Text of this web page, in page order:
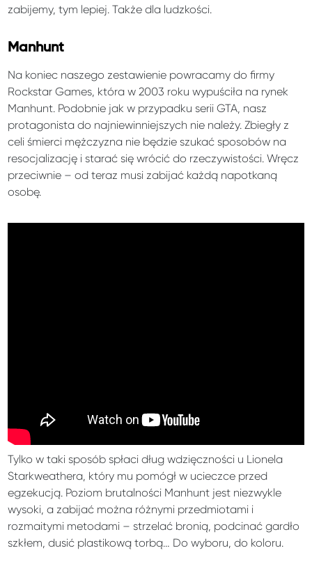
zabijemy, tym lepiej. Także dla ludzkości.
Manhunt
Na koniec naszego zestawienie powracamy do firmy
Rockstar Games, która w 2003 roku wypuściła na rynek
Manhunt. Podobnie jak w przypadku serii GTA, nasz
protagonista do najniewinniejszych nie należy. Zbiegły z
celi śmierci mężczyzna nie będzie szukać sposobów na
resocjalizację i starać się wrócić do rzeczywistości. Wręcz
przeciwnie – od teraz musi zabijać każdą napotkaną
osobę.
Tylko w taki sposób spłaci dług wdzięczności u Lionela
Starkweathera, który mu pomógł w ucieczce przed
egzekucją. Poziom brutalności Manhunt jest niezwykle
wysoki, a zabijać można różnymi przedmiotami i
rozmaitymi metodami – strzelać bronią, podcinać gardło
szkłem, dusić plastikową torbą… Do wyboru, do koloru.